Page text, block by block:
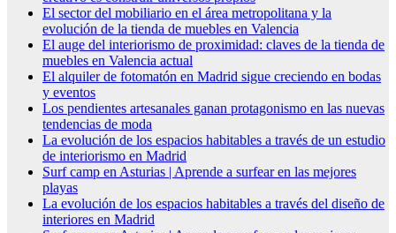
El sector del mobiliario en el área metropolitana y la
evolución de la tienda de muebles en Valencia
El auge del interiorismo de proximidad: claves de la tienda de
muebles en Valencia actual
El alquiler de fotomatón en Madrid sigue creciendo en bodas
y eventos
Los pendientes artesanales ganan protagonismo en las nuevas
tendencias de moda
La evolución de los espacios habitables a través de un estudio
de interiorismo en Madrid
Surf camp en Asturias | Aprende a surfear en las mejores
playas
La evolución de los espacios habitables a través del diseño de
interiores en Madrid